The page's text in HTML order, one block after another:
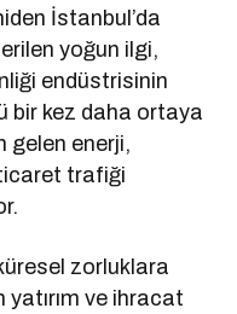
İstanbul’da
yoğun ilgi,
endüstrisinin
bir kez daha ortaya
gelen enerji,
trafiği
zorluklara
ve ihracat